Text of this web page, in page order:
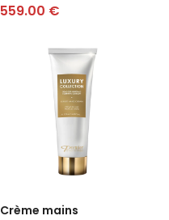
559.00 €
Crème mains